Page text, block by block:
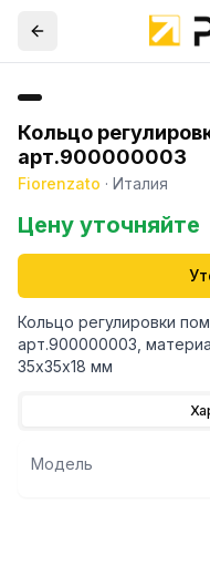
Кольцо
арт.900000003
Fiorenzato · Италия
Цену уточняйте
Кольцо регулировки
арт.900000003,
35х35х18 мм
Модель